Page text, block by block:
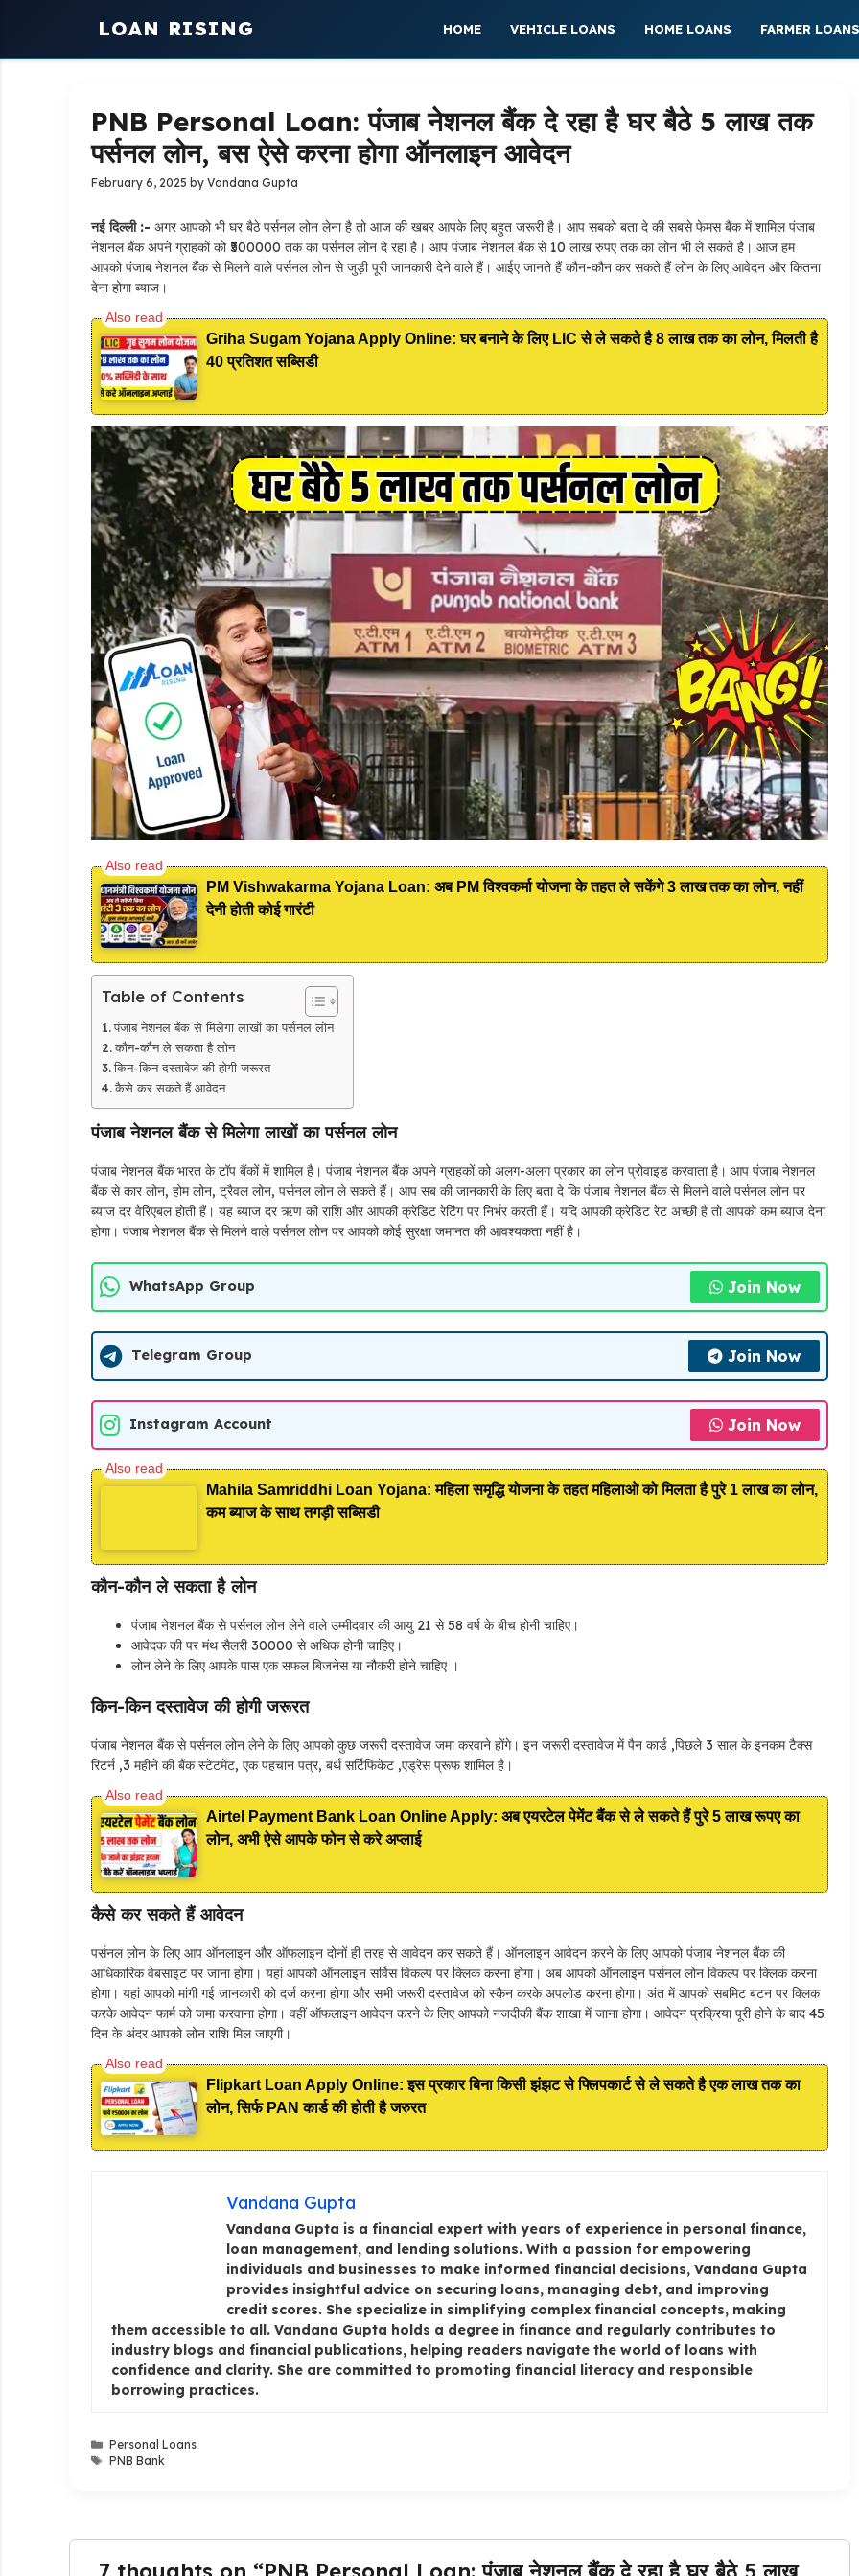
LOAN RISING HOME VEHICLE LOANS HOME LOANS FARMER LOANS
PNB Personal Loan: पंजाब नेशनल बैंक दे रहा है घर बैठे 5 लाख तक
पर्सनल लोन, बस ऐसे करना होगा ऑनलाइन आवेदन
February 6, 2025 by Vandana Gupta
नई दिल्ली :- अगर आपको भी घर बैठे पर्सनल लोन लेना है तो आज की खबर आपके लिए बहुत जरूरी है। आप सबको बता दे की सबसे फेमस बैंक में शामिल पंजाब
नेशनल बैंक अपने ग्राहकों को ₹500000 तक का पर्सनल लोन दे रहा है। आप पंजाब नेशनल बैंक से 10 लाख रुपए तक का लोन भी ले सकते है। आज हम
आपको पंजाब नेशनल बैंक से मिलने वाले पर्सनल लोन से जुड़ी पूरी जानकारी देने वाले हैं। आईए जानते हैं कौन-कौन कर सकते हैं लोन के लिए आवेदन और कितना
देना होगा ब्याज।
Griha Sugam Yojana Apply Online: घर बनाने के लिए LIC से ले सकते है 8 लाख तक का लोन, मिलती है
40 प्रतिशत सब्सिडी
PM Vishwakarma Yojana Loan: अब PM विश्वकर्मा योजना के तहत ले सकेंगे 3 लाख तक का लोन, नहीं
देनी होती कोई गारंटी
Table of Contents
पंजाब नेशनल बैंक से मिलेगा लाखों का पर्सनल लोन
कौन-कौन ले सकता है लोन
किन-किन दस्तावेज की होगी जरूरत
कैसे कर सकते हैं आवेदन
पंजाब नेशनल बैंक से मिलेगा लाखों का पर्सनल लोन
पंजाब नेशनल बैंक भारत के टॉप बैंकों में शामिल है। पंजाब नेशनल बैंक अपने ग्राहकों को अलग-अलग प्रकार का लोन प्रोवाइड करवाता है। आप पंजाब नेशनल
बैंक से कार लोन, होम लोन, ट्रैवल लोन, पर्सनल लोन ले सकते हैं। आप सब की जानकारी के लिए बता दे कि पंजाब नेशनल बैंक से मिलने वाले पर्सनल लोन पर
ब्याज दर वेरिएबल होती हैं। यह ब्याज दर ऋण की राशि और आपकी क्रेडिट रेटिंग पर निर्भर करती हैं। यदि आपकी क्रेडिट रेट अच्छी है तो आपको कम ब्याज देना
होगा। पंजाब नेशनल बैंक से मिलने वाले पर्सनल लोन पर आपको कोई सुरक्षा जमानत की आवश्यकता नहीं है।
WhatsApp Group Join Now
Telegram Group Join Now
Instagram Account Join Now
Mahila Samriddhi Loan Yojana: महिला समृद्धि योजना के तहत महिलाओ को मिलता है पुरे 1 लाख का लोन,
कम ब्याज के साथ तगड़ी सब्सिडी
कौन-कौन ले सकता है लोन
पंजाब नेशनल बैंक से पर्सनल लोन लेने वाले उम्मीदवार की आयु 21 से 58 वर्ष के बीच होनी चाहिए।
आवेदक की पर मंथ सैलरी 30000 से अधिक होनी चाहिए।
लोन लेने के लिए आपके पास एक सफल बिजनेस या नौकरी होने चाहिए ।
किन-किन दस्तावेज की होगी जरूरत
पंजाब नेशनल बैंक से पर्सनल लोन लेने के लिए आपको कुछ जरूरी दस्तावेज जमा करवाने होंगे। इन जरूरी दस्तावेज में पैन कार्ड ,पिछले 3 साल के इनकम टैक्स
रिटर्न ,3 महीने की बैंक स्टेटमेंट, एक पहचान पत्र, बर्थ सर्टिफिकेट ,एड्रेस प्रूफ शामिल है।
Airtel Payment Bank Loan Online Apply: अब एयरटेल पेमेंट बैंक से ले सकते हैं पुरे 5 लाख रूपए का
लोन, अभी ऐसे आपके फोन से करे अप्लाई
कैसे कर सकते हैं आवेदन
पर्सनल लोन के लिए आप ऑनलाइन और ऑफलाइन दोनों ही तरह से आवेदन कर सकते हैं। ऑनलाइन आवेदन करने के लिए आपको पंजाब नेशनल बैंक की
आधिकारिक वेबसाइट पर जाना होगा। यहां आपको ऑनलाइन सर्विस विकल्प पर क्लिक करना होगा। अब आपको ऑनलाइन पर्सनल लोन विकल्प पर क्लिक करना
होगा। यहां आपको मांगी गई जानकारी को दर्ज करना होगा और सभी जरूरी दस्तावेज को स्कैन करके अपलोड करना होगा। अंत में आपको सबमिट बटन पर क्लिक
करके आवेदन फार्म को जमा करवाना होगा। वहीं ऑफलाइन आवेदन करने के लिए आपको नजदीकी बैंक शाखा में जाना होगा। आवेदन प्रक्रिया पूरी होने के बाद 45
दिन के अंदर आपको लोन राशि मिल जाएगी।
Flipkart Loan Apply Online: इस प्रकार बिना किसी झंझट से फ्लिपकार्ट से ले सकते है एक लाख तक का
लोन, सिर्फ PAN कार्ड की होती है जरुरत
Vandana Gupta
Vandana Gupta is a financial expert with years of experience in personal finance,
loan management, and lending solutions. With a passion for empowering
individuals and businesses to make informed financial decisions, Vandana Gupta
provides insightful advice on securing loans, managing debt, and improving
credit scores. She specialize in simplifying complex financial concepts, making
them accessible to all. Vandana Gupta holds a degree in finance and regularly contributes to
industry blogs and financial publications, helping readers navigate the world of loans with
confidence and clarity. She are committed to promoting financial literacy and responsible
borrowing practices.
Categories
Personal Loans
Tags
PNB Bank